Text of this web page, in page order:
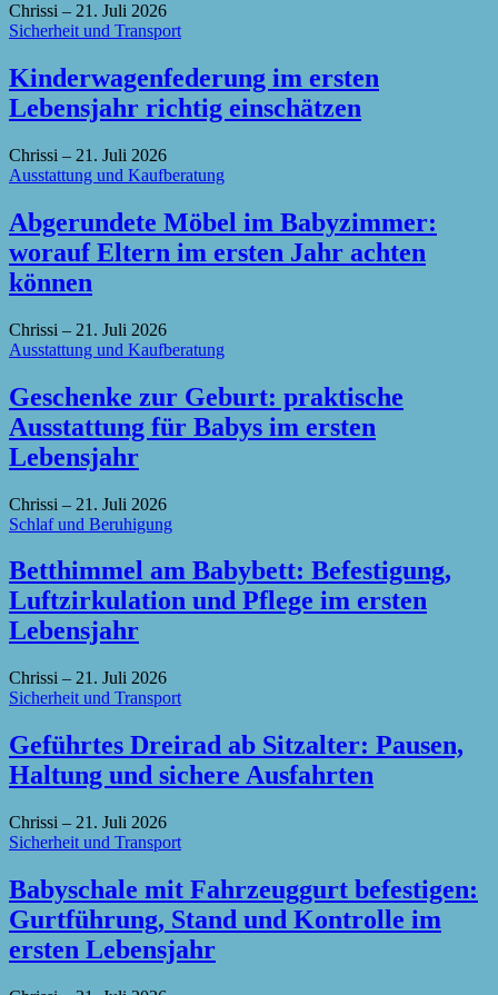
Chrissi – 21. Juli 2026
Sicherheit und Transport
Kinderwagenfederung im ersten
Lebensjahr richtig einschätzen
Chrissi – 21. Juli 2026
Ausstattung und Kaufberatung
Abgerundete Möbel im Babyzimmer:
worauf Eltern im ersten Jahr achten
können
Chrissi – 21. Juli 2026
Ausstattung und Kaufberatung
Geschenke zur Geburt: praktische
Ausstattung für Babys im ersten
Lebensjahr
Chrissi – 21. Juli 2026
Schlaf und Beruhigung
Betthimmel am Babybett: Befestigung,
Luftzirkulation und Pflege im ersten
Lebensjahr
Chrissi – 21. Juli 2026
Sicherheit und Transport
Geführtes Dreirad ab Sitzalter: Pausen,
Haltung und sichere Ausfahrten
Chrissi – 21. Juli 2026
Sicherheit und Transport
Babyschale mit Fahrzeuggurt befestigen:
Gurtführung, Stand und Kontrolle im
ersten Lebensjahr